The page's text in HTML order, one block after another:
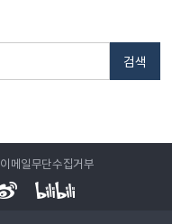
검색
이메일무단수집거부